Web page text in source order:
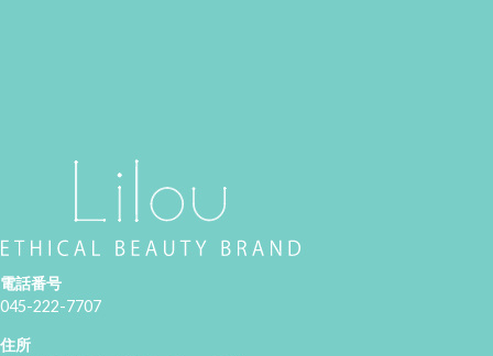
電話番号
045-222-7707
住所